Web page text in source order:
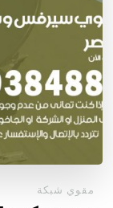
مقوي شبكة